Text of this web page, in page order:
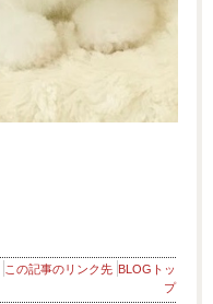
この記事のリンク先 BLOGトッ
プ